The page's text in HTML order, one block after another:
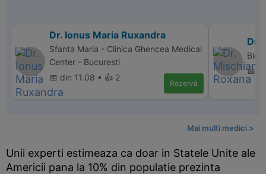
Dr. Ionus Maria Ruxandra
Sfanta Maria - Clinica Ghencea Medical
Center - Bucuresti
📅 din 11.08 • 👍 2
Rezervă
Dr.
Bio
📅
Mai multi medici >
Unii experti estimeaza ca doar in Statele Unite ale
Americii pana la 10% din populatie prezinta